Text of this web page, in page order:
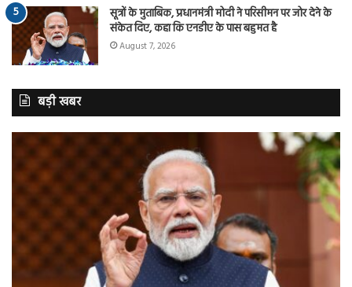
सूत्रों के मुताबिक, प्रधानमंत्री मोदी ने परिसीमन पर जोर देने के
संकेत दिए, कहा कि एनडीए के पास बहुमत है
August 7, 2026
बड़ी खबर